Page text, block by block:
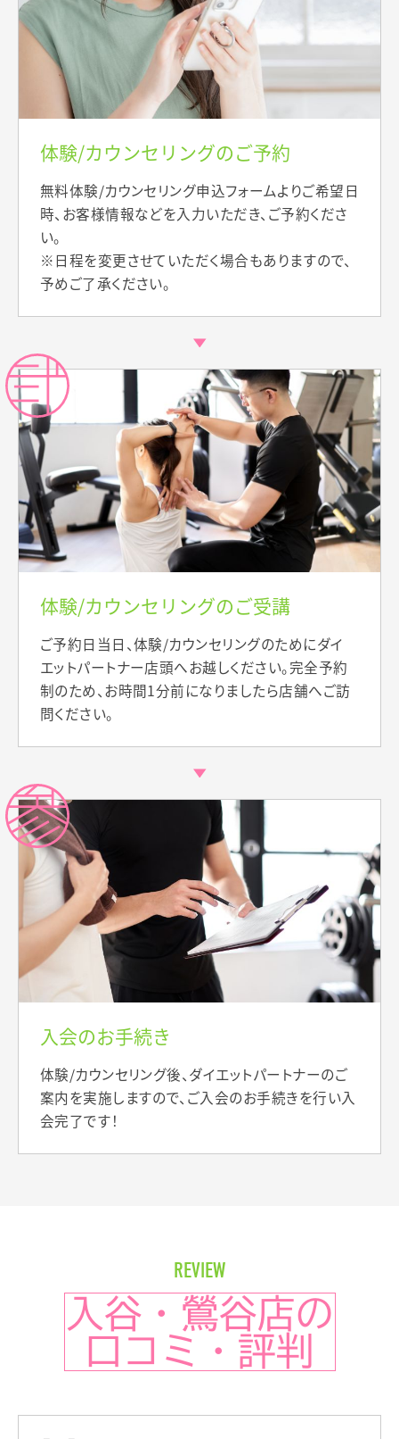
体験/カウンセリングのご予約
無料体験/カウンセリング申込フォームよりご希望日
時、お客様情報などを入力いただき、ご予約くださ
い。
※日程を変更させていただく場合もありますので、
予めご了承ください。
体験/カウンセリングのご受講
ご予約日当日、体験/カウンセリングのためにダイ
エットパートナー店頭へお越しください。完全予約
制のため、お時間1分前になりましたら店舗へご訪
問ください。
入会のお手続き
体験/カウンセリング後、ダイエットパートナーのご
案内を実施しますので、ご入会のお手続きを行い入
会完了です！
REVIEW
入谷・鶯谷店の
口コミ・評判